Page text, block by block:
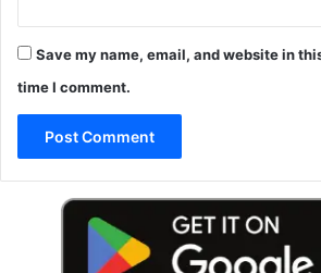
Save my name, email, and website in
time I comment.